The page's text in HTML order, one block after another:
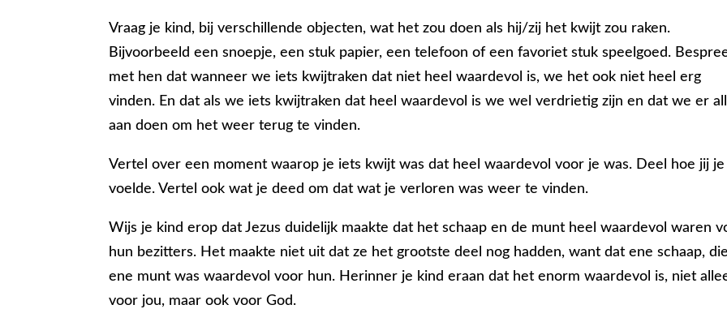
Vraag je kind, bij verschillende objecten, wat het zou doen als hij/zij het kwijt zou raken.
Bijvoorbeeld een snoepje, een stuk papier, een telefoon of een favoriet stuk speelgoed.
met hen dat wanneer we iets kwijtraken dat niet heel waardevol is, we het ook niet heel erg
vinden. En dat als we iets kwijtraken dat heel waardevol is we wel verdrietig zijn en dat we er
aan doen om het weer terug te vinden.
Vertel over een moment waarop je iets kwijt was dat heel waardevol voor je was. Deel hoe jij je
voelde. Vertel ook wat je deed om dat wat je verloren was weer te vinden.
Wijs je kind erop dat Jezus duidelijk maakte dat het schaap en de munt heel waardevol waren
hun bezitters. Het maakte niet uit dat ze het grootste deel nog hadden, want dat ene schaap, die
ene munt was waardevol voor hun. Herinner je kind eraan dat het enorm waardevol is, niet
voor jou, maar ook voor God.